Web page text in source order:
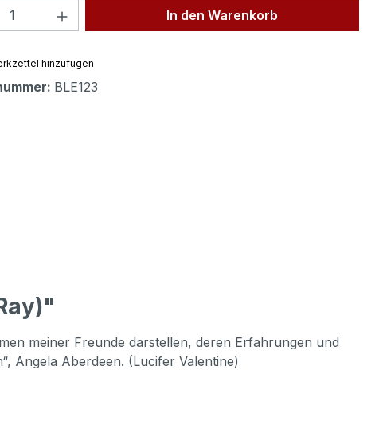
Anzahl: Gib den gewünschten Wert
In den Warenkorb
hinzufügen
BLE123
meiner Freunde darstellen, deren Erfahrungen und
Angela Aberdeen. (Lucifer Valentine)